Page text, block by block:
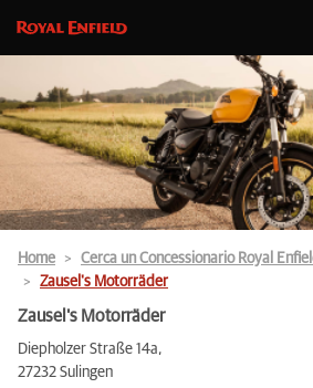
Home Cerca un Concessionario Royal
Zausel's Motorräder
Zausel's Motorräder
Diepholzer Straße 14a,
27232 Sulingen